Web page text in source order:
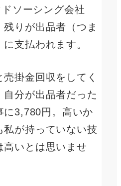
ソーシング会社
残りが出品者（つま
支払われます。
掛金回収をしてく
自分が出品者だった
に3,780円。高いか
私が持っていない技
高いとは思いませ